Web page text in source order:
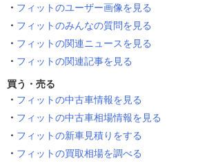
フィットのユーザー画像を見る
フィットのみんなの質問を見る
フィットの関連ニュースを見る
フィットの関連記事を見る
買う・売る
フィットの中古車情報を見る
フィットの中古車相場情報を見る
フィットの新車見積りをする
フィットの買取相場を調べる